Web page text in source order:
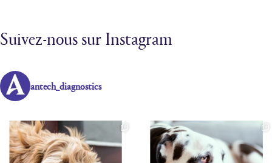
Suivez-nous sur Instagram
antech_diagnostics